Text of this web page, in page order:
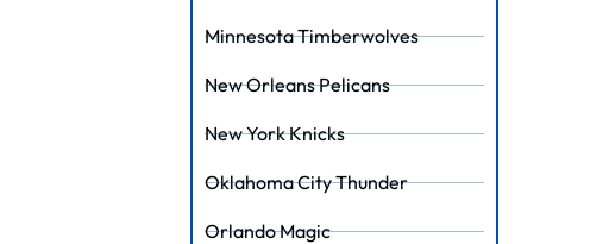
Minnesota Timberwolves
New Orleans Pelicans
New York Knicks
Oklahoma City Thunder
Orlando Magic